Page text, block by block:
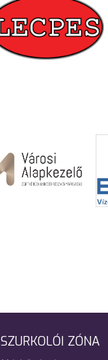
SZURKOLÓI ZÓNA